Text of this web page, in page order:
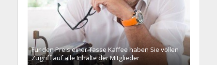
Für den Preis einer Tasse Kaffee haben Sie vollen
Zugriff auf alle Inhalte der Mitglieder